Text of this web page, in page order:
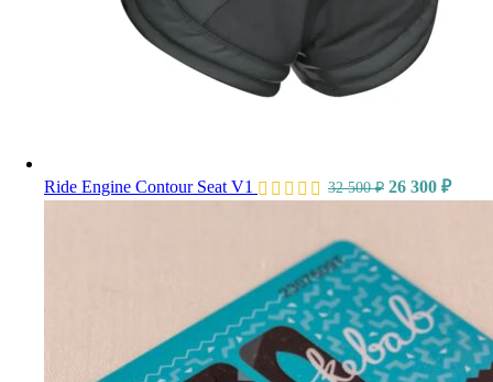
Ride Engine Contour Seat V1 32 500₽ 26 300 ₽